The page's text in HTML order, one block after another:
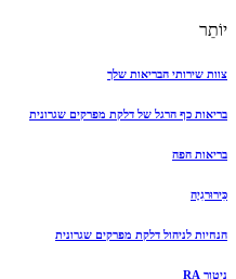
יוֹתֵר
צוות שירותי הבריאות שלך
בריאות כף הרגל של דלקת מפרקים שגרונית
בריאות הפה
כִּירוּרגִיָה
הנחיות לניהול דלקת מפרקים שגרונית
ניטור RA